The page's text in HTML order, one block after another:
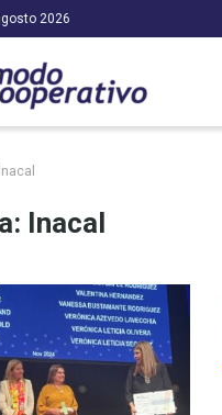
2026
Inacal
Inacal